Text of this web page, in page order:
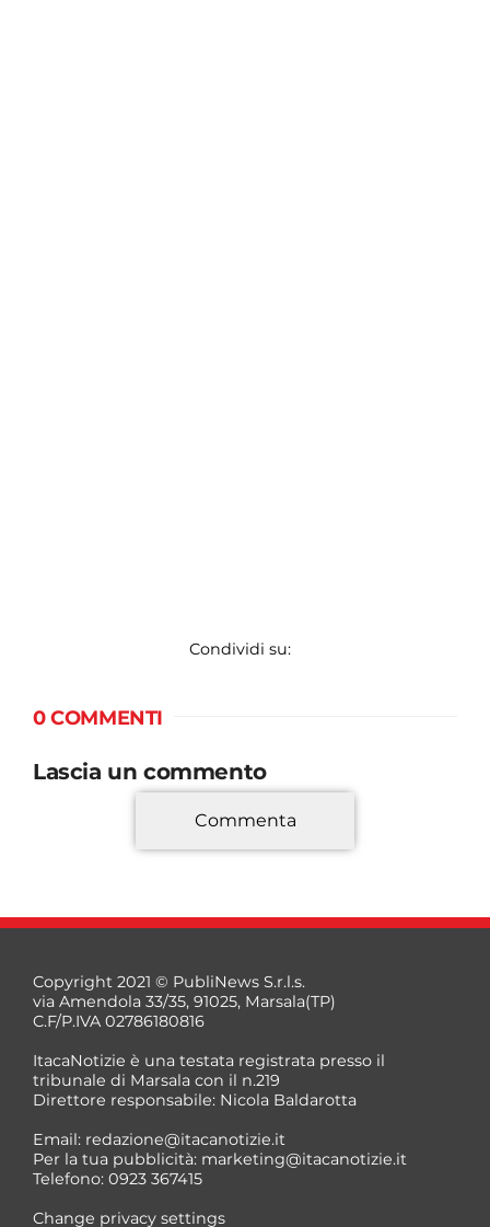
Condividi su:
0 COMMENTI
Lascia un commento
*
*
Commenta
Copyright 2021 © PubliNews S.r.l.s.
via Amendola 33/35, 91025, Marsala(TP)
C.F/P.IVA 02786180816
ItacaNotizie è una testata registrata presso il
tribunale di Marsala con il n.219
Direttore responsabile: Nicola Baldarotta
Email: redazione@itacanotizie.it
Per la tua pubblicità: marketing@itacanotizie.it
Telefono: 0923 367415
Change privacy settings